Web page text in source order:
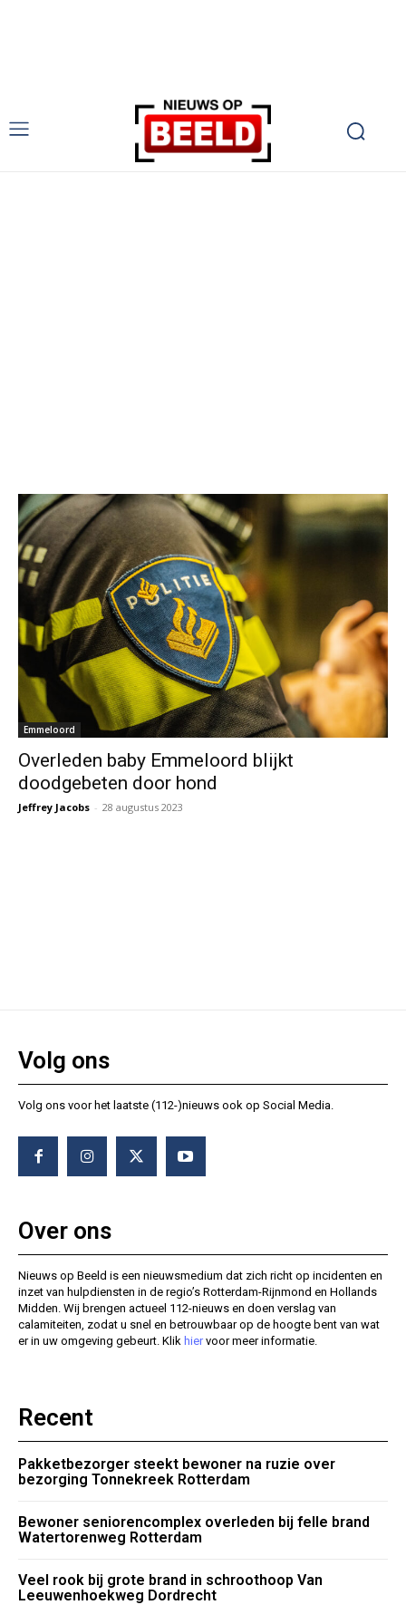
Emmeloord
Overleden baby Emmeloord blijkt
doodgebeten door hond
Jeffrey Jacobs - 28 augustus 2023
Volg ons
Volg ons voor het laatste (112-)nieuws ook op Social Media.
Over ons
Nieuws op Beeld is een nieuwsmedium dat zich richt op incidenten en
inzet van hulpdiensten in de regio’s Rotterdam-Rijnmond en Hollands
Midden. Wij brengen actueel 112-nieuws en doen verslag van
calamiteiten, zodat u snel en betrouwbaar op de hoogte bent van wat
er in uw omgeving gebeurt. Klik hiervoor meer informatie.
Recent
Pakketbezorger steekt bewoner na ruzie over
bezorging Tonnekreek Rotterdam
Bewoner seniorencomplex overleden bij felle brand
Watertorenweg Rotterdam
Veel rook bij grote brand in schroothoop Van
Leeuwenhoekweg Dordrecht